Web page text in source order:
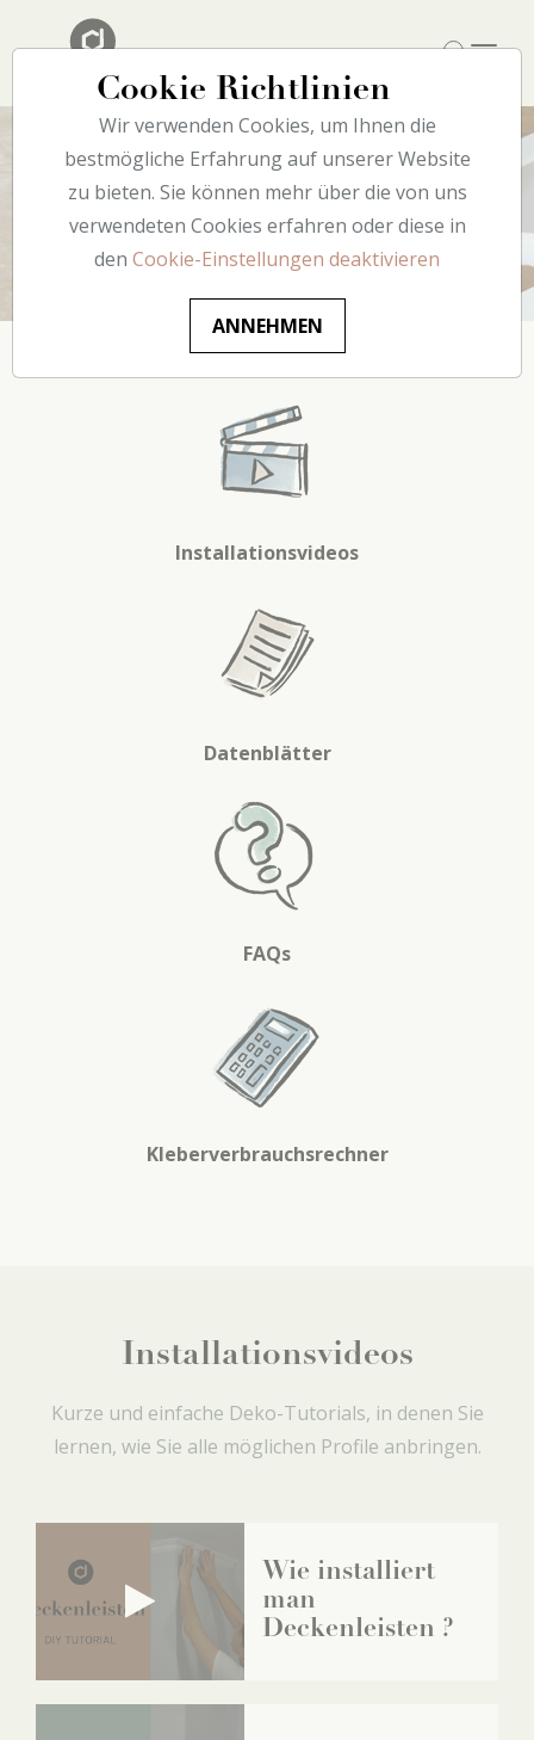
Installation
Installationsvideos
Datenblätter
FAQs
Kleberverbrauchsrechner
Installationsvideos
Kurze und einfache Deko-Tutorials, in denen Sie
lernen, wie Sie alle möglichen Profile anbringen.
Wie installiert
man
Deckenleisten ?
Cookie Richtlinien
Wir verwenden Cookies, um Ihnen die
bestmögliche Erfahrung auf unserer Website
zu bieten. Sie können mehr über die von uns
verwendeten Cookies erfahren oder diese in
den Cookie-Einstellungen deaktivieren
ANNEHMEN